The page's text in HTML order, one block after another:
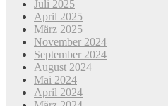
Juli 2025
April 2025
März 2025
November 2024
September 2024
August 2024
Mai 2024
April 2024